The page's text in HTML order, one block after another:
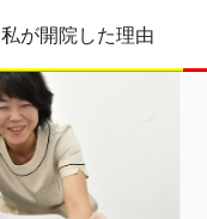
私が開院した理由